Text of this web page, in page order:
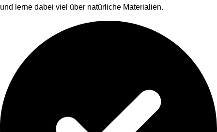
und lerne dabei viel über natürliche Materialien.